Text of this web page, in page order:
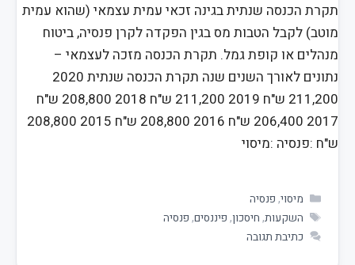
תקרת הכנסה שנתית בגינה זכאי עמית עצמאי (שהוא עמית
מוטב) לקבל הטבות מס בגין הפקדה לקרן פנסיה, ביטוח
מנהלים או קופת גמל. תקרת הכנסה מזכה לעצמאי –
נתונים לאורך השנים שנה תקרת הכנסה שנתית 2020
211,200 ש"ח 2019 211,200 ש"ח 2018 208,800 ש"ח
2017 206,400 ש"ח 2016 208,800 ש"ח 2015 208,800
ש"ח :פנסיה :מיסוי
מיסוי, פנסיה
השקעות, חיסכון, פיננסים, פנסיה
כתיבת תגובה